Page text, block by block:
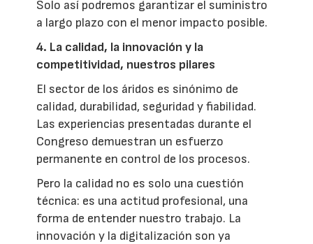
Solo así podremos garantizar el suministro
a largo plazo con el menor impacto posible.
4. La calidad, la innovación y la
competitividad, nuestros pilares
El sector de los áridos es sinónimo de
calidad, durabilidad, seguridad y fiabilidad.
Las experiencias presentadas durante el
Congreso demuestran un esfuerzo
permanente en control de los procesos.
Pero la calidad no es solo una cuestión
técnica: es una actitud profesional, una
forma de entender nuestro trabajo. La
innovación y la digitalización son ya